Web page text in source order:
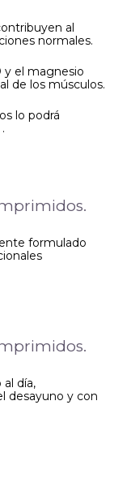
al
normales.
y el magnesio
de los músculos.
lo podrá
formulado
día,
desayuno y con